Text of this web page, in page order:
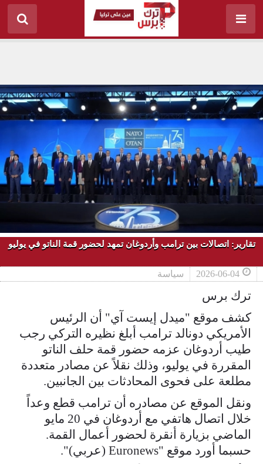
تقارير: اتصالات بين ترامب وأردوغان تمهد لحضور قمة الناتو في يوليو
2026-06-04 سياسة
ترك برس
كشف موقع "ميدل إيست آي" أن الرئيس
الأمريكي دونالد ترامب أبلغ نظيره التركي رجب
طيب أردوغان عزمه حضور قمة حلف الناتو
المقررة في يوليو، وذلك نقلاً عن مصادر متعددة
مطلعة على فحوى المحادثات بين الجانبين.
ونقل الموقع عن مصادره أن ترامب قطع وعداً
خلال اتصال هاتفي مع أردوغان في 20 مايو
الماضي بزيارة أنقرة لحضور أعمال القمة.
حسبما أورد موقع "Euronews (عربي)".